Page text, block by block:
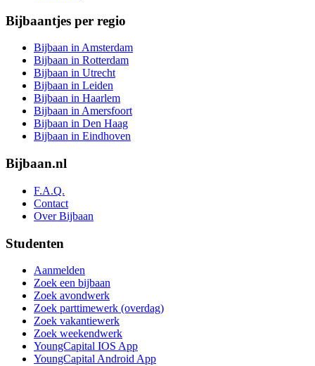
Bijbaantjes per regio
Bijbaan in Amsterdam
Bijbaan in Rotterdam
Bijbaan in Utrecht
Bijbaan in Leiden
Bijbaan in Haarlem
Bijbaan in Amersfoort
Bijbaan in Den Haag
Bijbaan in Eindhoven
Bijbaan.nl
F.A.Q.
Contact
Over Bijbaan
Studenten
Aanmelden
Zoek een bijbaan
Zoek avondwerk
Zoek parttimewerk (overdag)
Zoek vakantiewerk
Zoek weekendwerk
YoungCapital IOS App
YoungCapital Android App